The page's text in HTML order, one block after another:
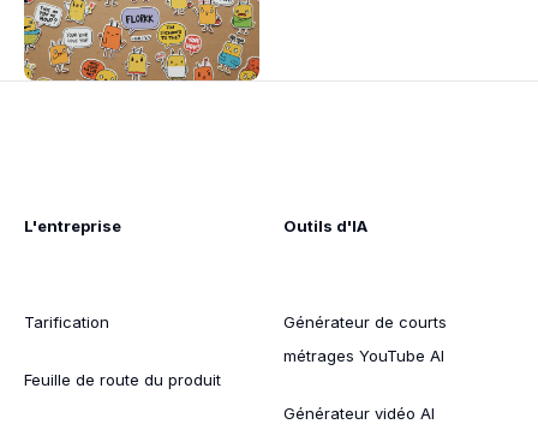
L'entreprise
Tarification
Feuille de route du produit
Outils d'IA
Générateur de courts
métrages YouTube AI
Générateur vidéo AI